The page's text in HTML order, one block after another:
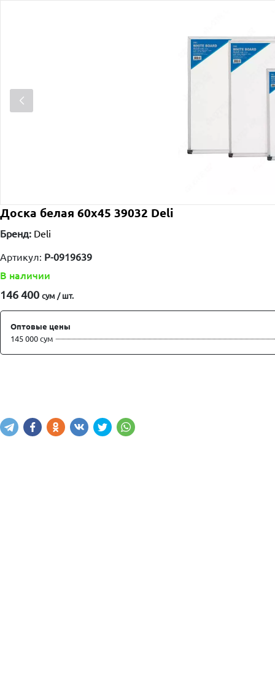
Доска белая 60х45 39032 Deli
Бренд: Deli
Артикул: P-0919639
В наличии
146 400 сум / шт.
Оптовые цены
145 000 сум